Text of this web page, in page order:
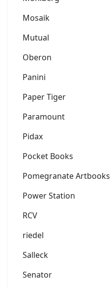
Mosaik
Mutual
Oberon
Panini
Paper Tiger
Paramount
Pidax
Pocket Books
Pomegranate Artbooks
Power Station
RCV
riedel
Salleck
Senator